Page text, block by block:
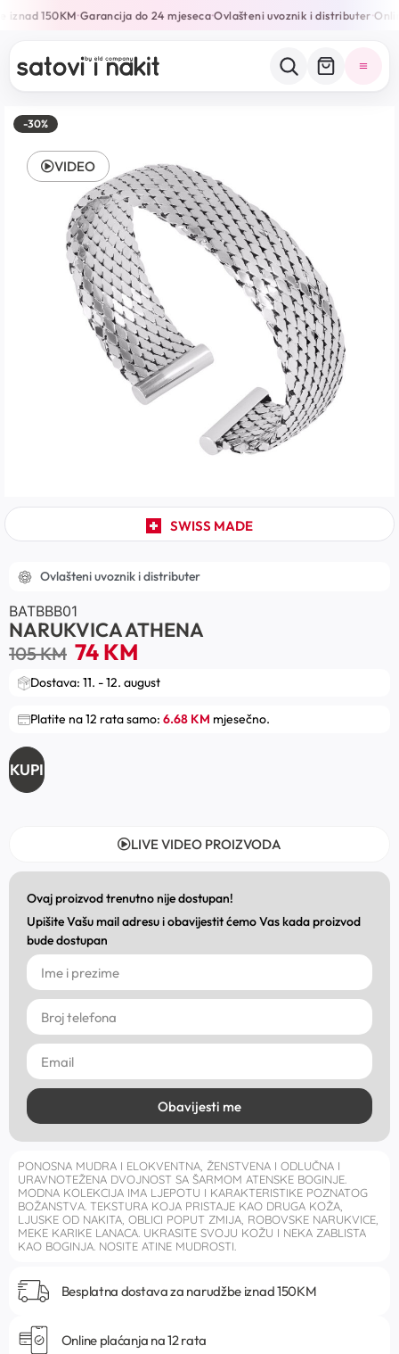
150KM•Garancija do 24 mjeseca•Ovlašteni uvoznik i distributer•
-30%
SWISS MADE
VIDEO
Ovlašteni uvoznik i distributer
BATBBB01
NARUKVICA ATHENA
105KM 74KM
Dostava: 11. - 12. august
Platite na 12 rata samo: 6.68 KM mjesečno.
KUPI
LIVE VIDEO PROIZVODA
Ovaj proizvod trenutno nije dostupan!
Upišite Vašu mail adresu i obavijestit ćemo Vas kada proizvod
bude dostupan
Obavijesti me
PONOSNA MUDRA I ELOKVENTNA, ŽENSTVENA I ODLUČNA I
URAVNOTEŽENA DVOJNOST SA ŠARMOM ATENSKE BOGINJE.
MODNA KOLEKCIJA IMA LJEPOTU I KARAKTERISTIKE POZNATOG
BOŽANSTVA. TEKSTURA KOJA PRISTAJE KAO DRUGA KOŽA,
LJUSKE OD NAKITA, OBLICI POPUT ZMIJA, ROBOVSKE NARUKVICE,
MEKE KARIKE LANACA. UKRASITE SVOJU KOŽU I NEKA ZABLISTA
KAO BOGINJA. NOSITE ATINE MUDROSTI.
Besplatna dostava za narudžbe iznad 150KM
Online plaćanja na 12 rata